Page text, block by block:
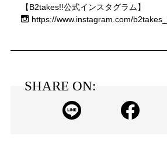
【B2takes!!公式インスタグラム】
https://www.instagram.com/
SHARE ON: